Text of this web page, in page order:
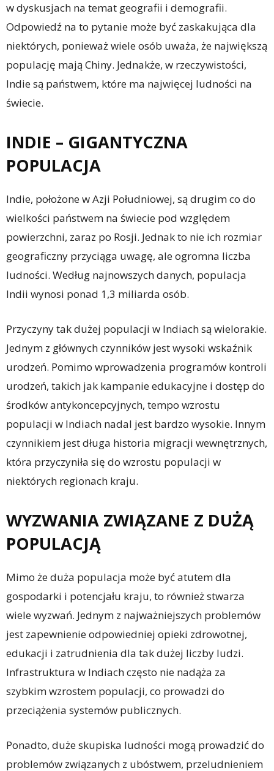
w dyskusjach na temat geografii i demografii.
Odpowiedź na to pytanie może być zaskakująca dla
niektórych, ponieważ wiele osób uważa, że największą
populację mają Chiny. Jednakże, w rzeczywistości,
Indie są państwem, które ma najwięcej ludności na
świecie.
INDIE – GIGANTYCZNA
POPULACJA
Indie, położone w Azji Południowej, są drugim co do
wielkości państwem na świecie pod względem
powierzchni, zaraz po Rosji. Jednak to nie ich rozmiar
geograficzny przyciąga uwagę, ale ogromna liczba
ludności. Według najnowszych danych, populacja
Indii wynosi ponad 1,3 miliarda osób.
Przyczyny tak dużej populacji w Indiach są wielorakie.
Jednym z głównych czynników jest wysoki wskaźnik
urodzeń. Pomimo wprowadzenia programów kontroli
urodzeń, takich jak kampanie edukacyjne i dostęp do
środków antykoncepcyjnych, tempo wzrostu
populacji w Indiach nadal jest bardzo wysokie. Innym
czynnikiem jest długa historia migracji wewnętrznych,
która przyczyniła się do wzrostu populacji w
niektórych regionach kraju.
WYZWANIA ZWIĄZANE Z DUŻĄ
POPULACJĄ
Mimo że duża populacja może być atutem dla
gospodarki i potencjału kraju, to również stwarza
wiele wyzwań. Jednym z najważniejszych problemów
jest zapewnienie odpowiedniej opieki zdrowotnej,
edukacji i zatrudnienia dla tak dużej liczby ludzi.
Infrastruktura w Indiach często nie nadąża za
szybkim wzrostem populacji, co prowadzi do
przeciążenia systemów publicznych.
Ponadto, duże skupiska ludności mogą prowadzić do
problemów związanych z ubóstwem, przeludnieniem